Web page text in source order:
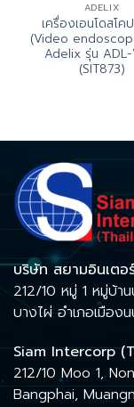
ADELIX
เครื่องเอนโดสโค
(Video
Adelix รุ่น ADL-
(SIT873)
บริษัท สยามอินเตอ
212/10 หมู่ 1 หมู่บ้า
บางไผ่ อำเภอเมือง
Siam Intercorp
212/10 Moo 1,
Bangphai,